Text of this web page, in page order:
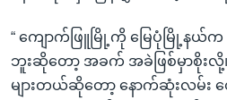
“ ကျောက်ဖြူမြို့ကို မြေပုံမြို့န
ဘူးဆိုတော့ အခက် အခဲဖြစ်မှာစိုး
များတယ်ဆိုတော့ နောက်ဆုံးလမ်း